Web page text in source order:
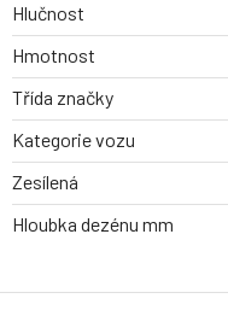
Hlučnost
Hmotnost
Třída značky
Kategorie vozu
Zesílená
Hloubka dezénu mm